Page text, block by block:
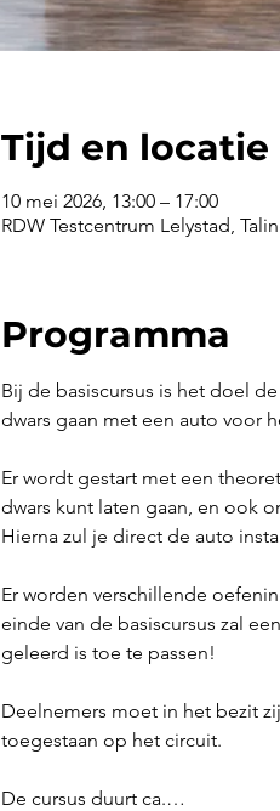
Tijd en locatie
10 mei 2026, 13:00 – 17:00
RDW Testcentrum Lelystad,
Programma
Bij de basiscursus is het doel
dwars gaan met een auto voor
Er wordt gestart met een
dwars kunt laten gaan, en ook
Hierna zul je direct de auto
Er worden verschillende
einde van de basiscursus zal
geleerd is toe te passen!
Deelnemers moet in het bezit
toegestaan op het circuit.
De cursus duurt ca.…